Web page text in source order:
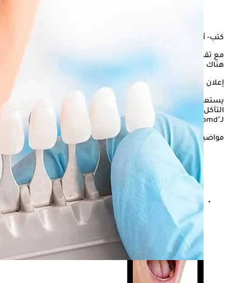
كتب- أحمد فوزي:
مع تقدمك في السن، يُؤثر التآكل اليومي سلبًا على أسنانك، ولكن
هناك الكثير مما يمكنك فعله للحفاظ عليها في حالة جيدة.
إعلان
يستعرض "الكونسلتو" في التقرير التالي، كيفية حماية الأسنان من
التآكل من خلال بعض النصائح والإجراءات الاحترازية، وفقًا
لـ"webmd".
مواضيع ذات صلة
سبب جفاف الفم بعد شرب القهوة.. هل يستدعي زيارة
الطبيب؟